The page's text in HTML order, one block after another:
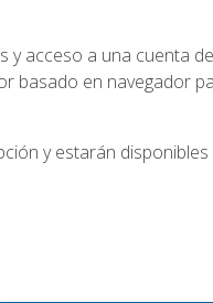
acceso a una cuenta
basado en navegador
y estarán disponibles